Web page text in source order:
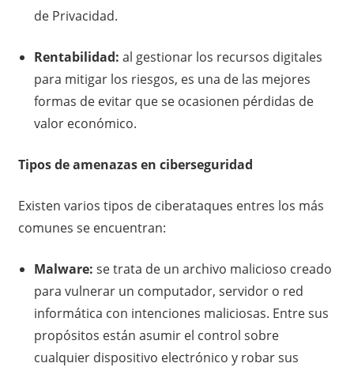
de Privacidad.
Rentabilidad: al gestionar los recursos digitales
para mitigar los riesgos, es una de las mejores
formas de evitar que se ocasionen pérdidas de
valor económico.
Tipos de amenazas en ciberseguridad
Existen varios tipos de ciberataques entres los más
comunes se encuentran:
Malware: se trata de un archivo malicioso creado
para vulnerar un computador, servidor o red
informática con intenciones maliciosas. Entre sus
propósitos están asumir el control sobre
cualquier dispositivo electrónico y robar sus